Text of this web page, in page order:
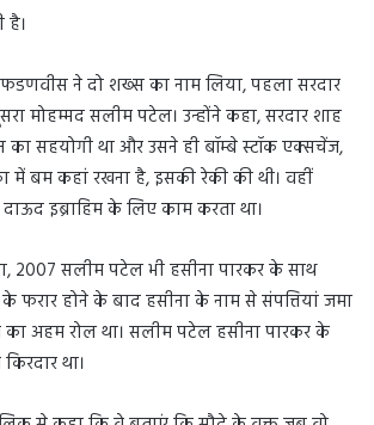
है।
फडणवीस ने दो शख्स का नाम लिया, पहला सरदार
मोहम्मद सलीम पटेल। उन्होंने कहा, सरदार शाह
का सहयोगी था और उसने ही बॉम्बे स्टॉक एक्सचेंज,
में बम कहां रखना है, इसकी रेकी की थी। वहीं
इब्राहिम के लिए काम करता था।
सलीम पटेल भी हसीना पारकर के साथ
फरार होने के बाद हसीना के नाम से संपत्तियां जमा
का अहम रोल था। सलीम पटेल हसीना पारकर के
था।